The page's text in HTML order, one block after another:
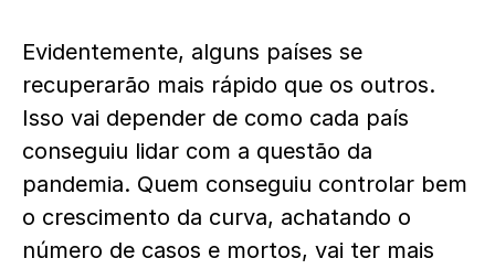
Evidentemente, alguns países se
recuperarão mais rápido que os outros.
Isso vai depender de como cada país
conseguiu lidar com a questão da
pandemia. Quem conseguiu controlar bem
o crescimento da curva, achatando o
número de casos e mortos, vai ter mais